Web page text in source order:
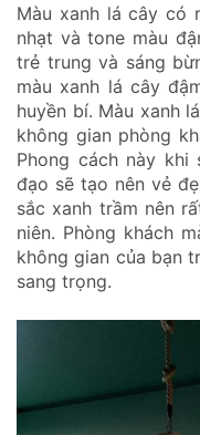
Màu xanh lá cây có
nhạt và tone màu
trẻ trung và sáng
màu xanh lá cây
huyền bí. Màu xanh
không gian phòng
Phong cách này khi
đạo sẽ tạo nên vẻ
sắc xanh trầm nên
niên. Phòng khách
không gian của bạn
sang trọng.